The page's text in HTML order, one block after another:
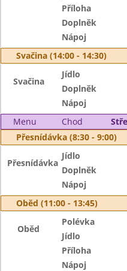
Příloha
Doplněk
Nápoj
Svačina (14:00 - 14:30)
Svačina
Jídlo
Doplněk
Nápoj
Menu
Chod
Přesnídávka (8:30 - 9:00)
Přesnídávka
Jídlo
Doplněk
Nápoj
Oběd (11:00 - 13:45)
Oběd
Polévka
Jídlo
Příloha
Nápoj